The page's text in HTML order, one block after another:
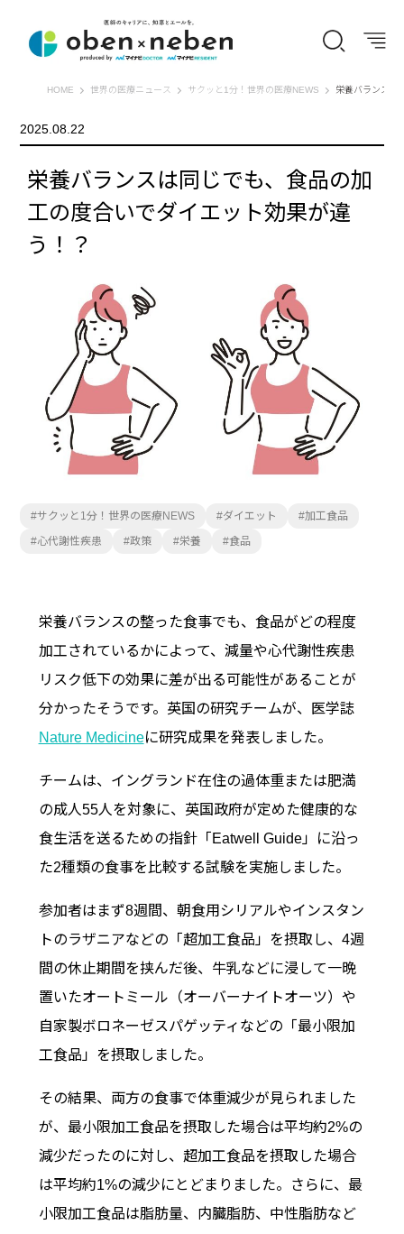
HOME オーベン×ネーベン
世界の医療ニュース サクッと1分！世界の医療NEWS 栄養バランスは
2025.08.22
栄養バランスは同じでも、食品の加
工の度合いでダイエット効果が違
う！？
サクッと1分！世界の医療NEWS ダイエット
加工食品
心代謝性疾患
政策 栄養 食品
栄養バランスの整った食事でも、食品がどの程度
加工されているかによって、減量や心代謝性疾患
リスク低下の効果に差が出る可能性があることが
分かったそうです。英国の研究チームが、医学誌
Nature Medicineに研究成果を発表しました。
チームは、イングランド在住の過体重または肥満
の成人55人を対象に、英国政府が定めた健康的な
食生活を送るための指針「Eatwell Guide」に沿っ
た2種類の食事を比較する試験を実施しました。
参加者はまず8週間、朝食用シリアルやインスタン
トのラザニアなどの「超加工食品」を摂取し、4週
間の休止期間を挟んだ後、牛乳などに浸して一晩
置いたオートミール（オーバーナイトオーツ）や
自家製ボロネーゼスパゲッティなどの「最小限加
工食品」を摂取しました。
その結果、両方の食事で体重減少が見られました
が、最小限加工食品を摂取した場合は平均約2%の
減少だったのに対し、超加工食品を摂取した場合
は平均約1%の減少にとどまりました。さらに、最
小限加工食品は脂肪量、内臓脂肪、中性脂肪など